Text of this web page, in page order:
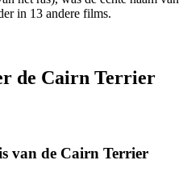
in 13 andere films.
de Cairn Terrier
van de Cairn Terrier